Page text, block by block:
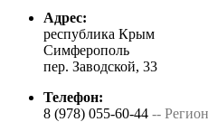
Адрес:
республика Крым
Симферополь
пер. Заводской, 33
Телефон:
8 (978) 055-60-44 --